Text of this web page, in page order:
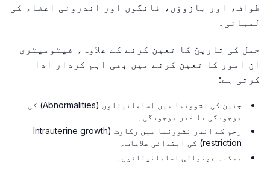
طواف، اور بازوؤں، ٹانگوں اور اندرونی اعضاء کی
لمبائی۔
حمل کی تاریخ کا تعین کرنے کے علاوہ، فیٹومیٹری
ان امور کا تعین کرنے میں بھی اہم کردار ادا
کرتی ہے:
جنین کی نشوونما میں اسامانیتاوں (Abnormalities) کی
موجودگی یا غیر موجودگی۔
رحم کے اندر نشوونما میں رکاوٹ (Intrauterine growth
restriction) کی ابتدائی علامات۔
ممکنہ جینیاتی اسامانیتائیں۔